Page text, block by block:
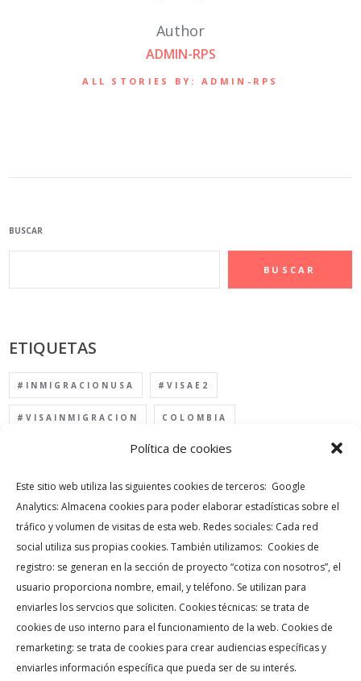
Política de cookies
Este sitio web utiliza las siguientes cookies de terceros: Google
Analytics: Almacena cookies para poder elaborar estadísticas sobre el
tráfico y volumen de visitas de esta web. Redes sociales: Cada red
social utiliza sus propias cookies. También utilizamos: Cookies de
registro: se generan en la sección de proyecto “cotiza con nosotros”, el
usuario proporciona nombre, email, y teléfono. Se utilizan para
enviarles los servcios que soliciten. Cookies técnicas: se trata de
cookies de uso interno para el funcionamiento de la web. Cookies de
remarketing: se trata de cookies para crear audiencias específicas y
enviarles información específica que pueda ser de su interés.
Author
ADMIN-RPS
ALL STORIES BY: ADMIN-RPS
BUSCAR
BUSCAR
ETIQUETAS
#INMIGRACIONUSA #VISAE2
#VISAINMIGRACION COLOMBIA
ENCUENTRA TU CASA INMIGRACION USA
INMOBILIARIAS EN MIAMI INVERSION USA
INVERTIR EN MIAMI MIAMI
PORQUE INVERTIR EN MIAMI
TU CASA EN LA FLORIDA VISA EB-5
VISA INVERSIONISTA VISA USA